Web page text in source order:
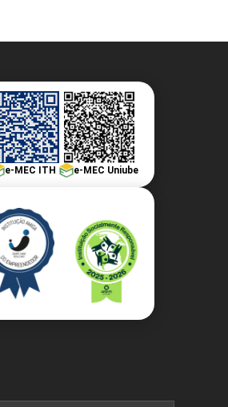
e-MEC ITH e-MEC Uniube